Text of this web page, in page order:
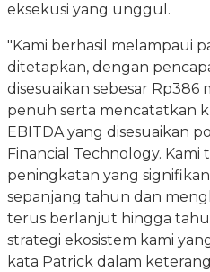
eksekusi yang unggul.
"Kami berhasil melampaui
ditetapkan, dengan
disesuaikan sebesar
penuh serta mencatatkan
EBITDA yang disesuaikan
Financial Technology. Kami
peningkatan yang
sepanjang tahun dan
terus berlanjut hingga
strategi ekosistem kami
kata Patrick dalam